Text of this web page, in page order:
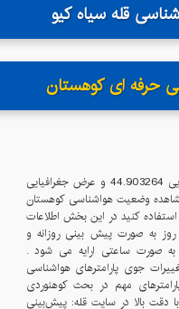
سیاه کیو
حرفه ای کوهستان
44.903264
وضعیت هواشناسی کوهستان
کنید در این بخش اطلاعات
هفت روز به صورت پیش بینی روزانه و
اطلاعات پیش بینی ساعتی برای 48 ساعت به صورت ساعتی ارایه می شود .
همچنین در این صفحه نمودراهای مربوط به تغییرات جوی پارامترهای هواشناسی
مهم در بحث کوهنوردی
کوهستان با دقت بالا در سایت قله: پیش‌بینی